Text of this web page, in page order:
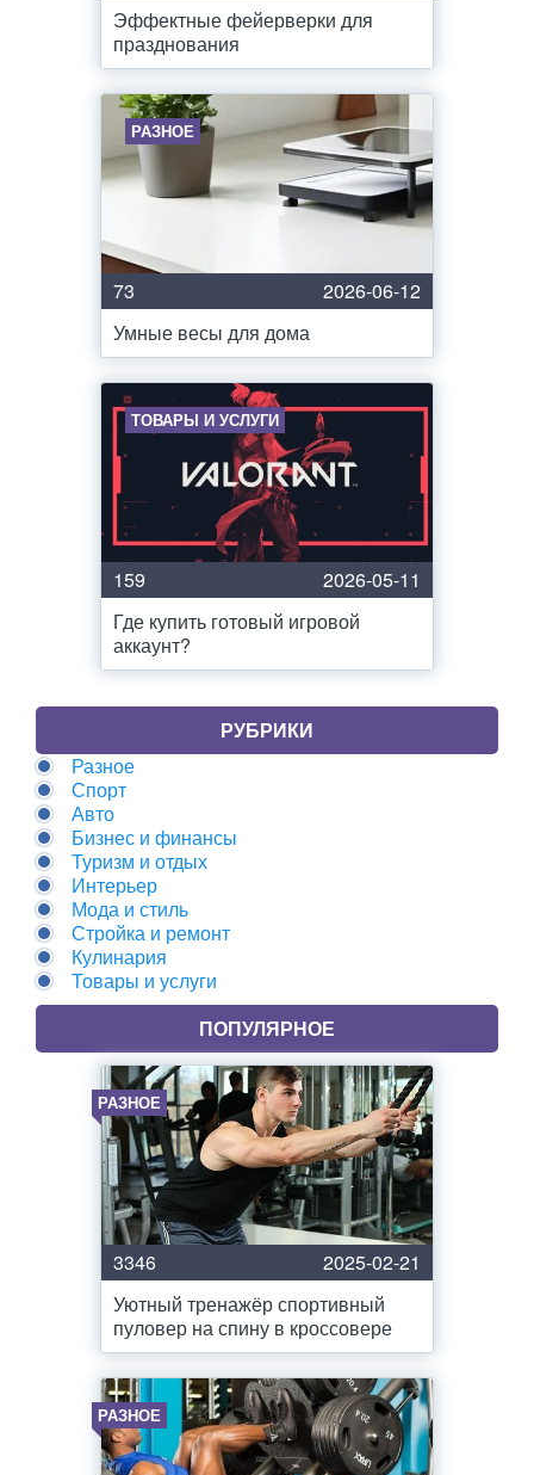
Эффектные фейерверки для
празднования
РАЗНОЕ
73
2026-06-12
Умные весы для дома
ТОВАРЫ И УСЛУГИ
159
2026-05-11
Где купить готовый игровой
аккаунт?
РУБРИКИ
Разное
Спорт
Авто
Бизнес и финансы
Туризм и отдых
Интерьер
Мода и стиль
Стройка и ремонт
Кулинария
Товары и услуги
ПОПУЛЯРНОЕ
РАЗНОЕ
3346
2025-02-21
Уютный тренажёр спортивный
пуловер на спину в кроссовере
РАЗНОЕ